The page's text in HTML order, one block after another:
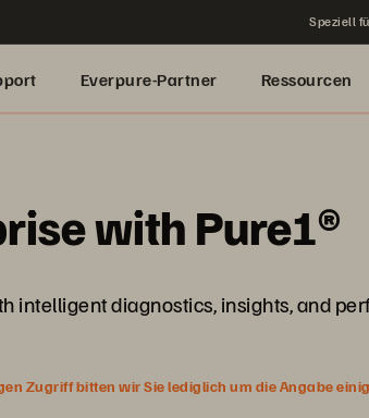
Speziell
Everpure-Partner Ressourcen
with Pure1®
intelligent diagnostics, insights, and
Zugriff bitten wir Sie lediglich um die Angabe